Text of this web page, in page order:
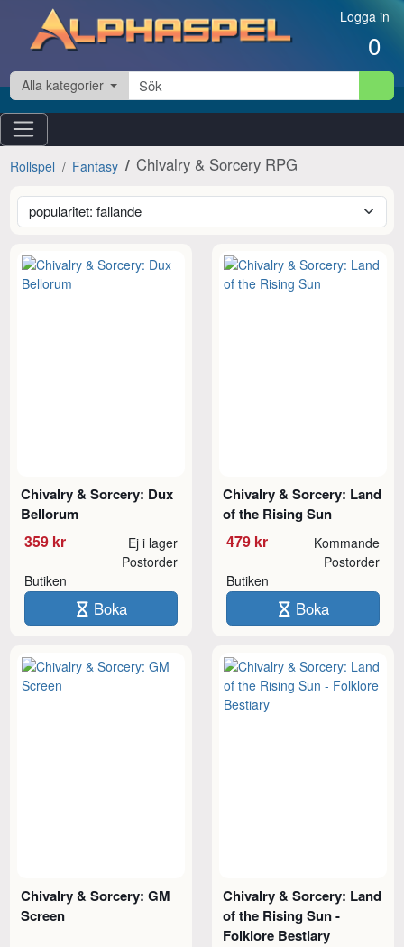
Hoppa till innehåll Logga in
0
Alla kategorier
Rollspel Fantasy Chivalry & Sorcery RPG
Chivalry & Sorcery: Dux
Bellorum
359 kr Ej i lager
Butiken
Postorder
Boka
Chivalry & Sorcery: Land
of the Rising Sun
479 kr Kommande
Butiken
Postorder
Boka
Chivalry & Sorcery: GM
Screen
Chivalry & Sorcery: Land
of the Rising Sun -
Folklore Bestiary